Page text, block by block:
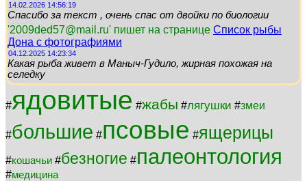
14.02.2026 14:56:19
Спасибо за текст , очень спас от двойки по биологии
'2009ded57@mail.ru' пишет на странице Список рыбы
Дона с фотографиями
04.12.2025 14:23:34
Какая рыба живет в Маныч-Гудило, жирная похожая на
селедку
#ядовитые #жабы #лягушки #змеи
#большие #псовые #ящерицы
#кошачьи #безногие #палеонтология
#медицина